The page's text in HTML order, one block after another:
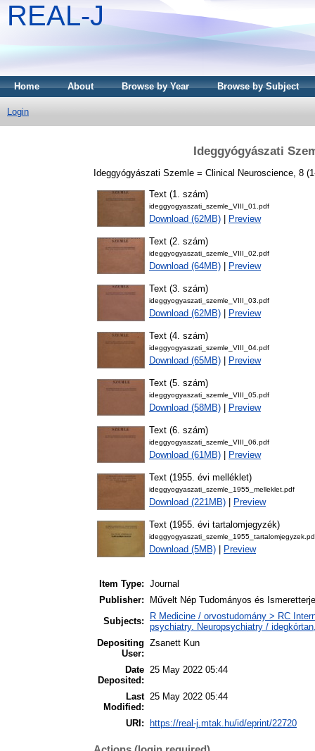
REAL-J
Home About Browse by Year Browse by Subject
Login
Ideggyógyászati
Ideggyógyászati Szemle = Clinical Neuroscience, 8
Text (1. szám)
ideggyogyaszati_szemle_VIII_01.pdf
Download (62MB) Preview
Text (2. szám)
ideggyogyaszati_szemle_VIII_02.pdf
Download (64MB) Preview
Text (3. szám)
ideggyogyaszati_szemle_VIII_03.pdf
Download (62MB) Preview
Text (4. szám)
ideggyogyaszati_szemle_VIII_04.pdf
Download (65MB) Preview
Text (5. szám)
ideggyogyaszati_szemle_VIII_05.pdf
Download (58MB) Preview
Text (6. szám)
ideggyogyaszati_szemle_VIII_06.pdf
Download (61MB) Preview
Text (1955. évi melléklet)
ideggyogyaszati_szemle_1955_melleklet.pdf
Download (221MB) Preview
Text (1955. évi tartalomjegyzék)
Download (5MB) Preview
Item Type: Journal
Publisher:
Művelt Nép Tudományos és
Subjects:
R Medicine / orvostudomány > RC
psychiatry. Neuropsychiatry /
Depositing
User:
Zsanett Kun
Date
Deposited:
25 May 2022 05:44
Last
Modified:
25 May 2022 05:44
URI: https://real-j.mtak.hu/id/eprint/22720